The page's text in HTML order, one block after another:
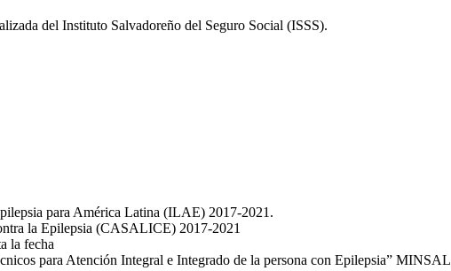
del Instituto Salvadoreño del Seguro Social (ISSS).
para América Latina (ILAE) 2017-2021.
la Epilepsia (CASALICE) 2017-2021
la fecha
para Atención Integral e Integrado de la persona con Epilepsia” MINSAL